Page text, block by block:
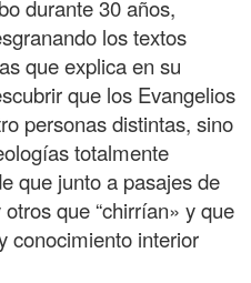
durante 30 años,
los textos
que explica en su
que los Evangelios
personas distintas, sino
totalmente
que junto a pasajes de
que “chirrían» y que
conocimiento interior